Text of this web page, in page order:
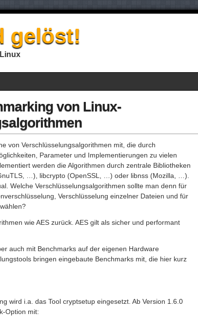
gelöst!
von Linux-
von Verschlüsselungsalgorithmen mit, die durch
Parameter und Implementierungen zu vielen
werden die Algorithmen durch zentrale Bibliotheken
…), libcrypto (OpenSSL, …) oder libnss (Mozilla, …).
Welche Verschlüsselungsalgorithmen sollte man denn für
Verschlüsselung einzelner Dateien und für
wie AES zurück. AES gilt als sicher und performant
auch mit Benchmarks auf der eigenen Hardware
bringen eingebaute Benchmarks mit, die hier kurz
wird i.a. das Tool cryptsetup eingesetzt. Ab Version 1.6.0
Option mit: